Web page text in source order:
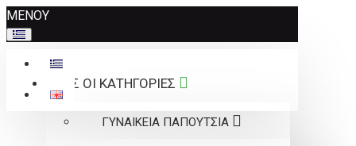
Σημείωση:
Αυτός
ο
ιστότοπος
περιλαμβάνει
ΜΕΝΟΥ
ΟΛΕΣ ΟΙ ΚΑΤΗΓΟΡΙΕΣ
ΓΥΝΑΙΚΕΙΑ ΠΑΠΟΥΤΣΙΑ